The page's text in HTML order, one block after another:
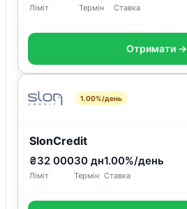
Ліміт Термін Ставка
Отримати →
1.00%/день
SlonCredit
₴32 000
Ліміт
30 дн
Термін
1.00%/день
Ставка